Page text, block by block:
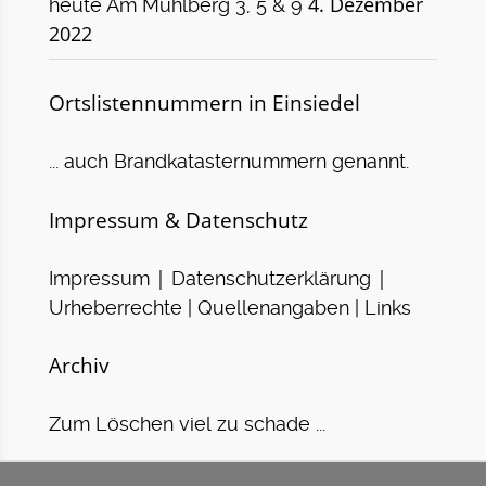
heute Am Mühlberg 3, 5 & 9
2022
Ortslistennummern in Einsiedel
... auch Brandkatasternummern genannt.
Impressum & Datenschutz
Impressum| Datenschutzerklärung |
Urheberrechte | Quellenangaben | Links
Archiv
Zum Löschen viel zu schade ...